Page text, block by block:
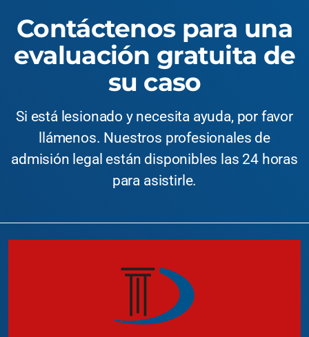
Contáctenos para una
evaluación gratuita de
su caso
Si está lesionado y necesita ayuda, por favor
llámenos. Nuestros profesionales de
admisión legal están disponibles las 24 horas
para asistirle.